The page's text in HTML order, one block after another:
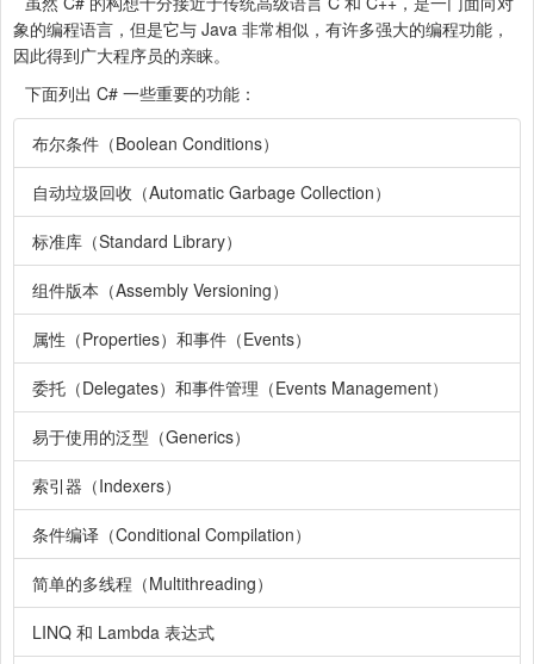
象的编程语言，但是它与 Java 非常相似，有许多强大的编程功能，
因此得到广大程序员的亲睐。
下面列出 C# 一些重要的功能：
布尔条件（Boolean Conditions）
自动垃圾回收（Automatic Garbage Collection）
标准库（Standard Library）
组件版本（Assembly Versioning）
属性（Properties）和事件（Events）
委托（Delegates）和事件管理（Events Management）
易于使用的泛型（Generics）
索引器（Indexers）
条件编译（Conditional Compilation）
简单的多线程（Multithreading）
LINQ 和 Lambda 表达式